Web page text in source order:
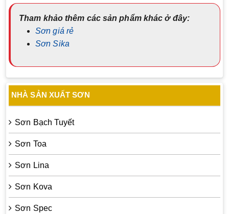
Tham khảo thêm các sản phẩm khác ở đây:
Sơn giá rẻ
Sơn Sika
NHÀ SẢN XUẤT SƠN
Sơn Bạch Tuyết
Sơn Toa
Sơn Lina
Sơn Kova
Sơn Spec